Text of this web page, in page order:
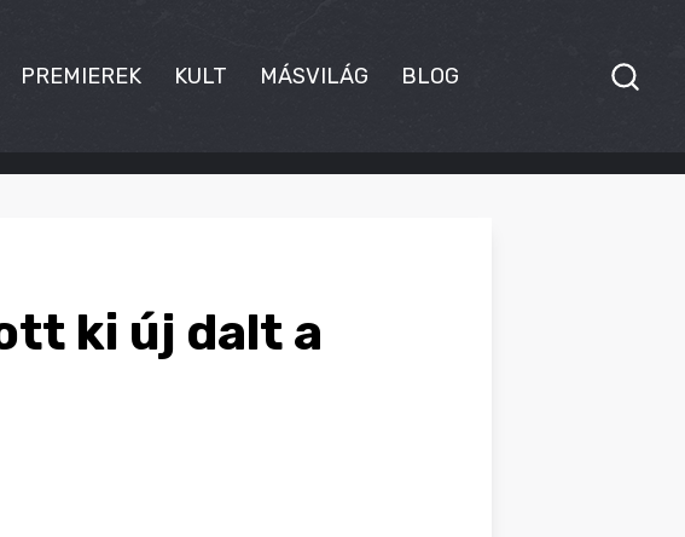
PREMIEREK KULT MÁSVILÁG BLOG
ki új dalt a